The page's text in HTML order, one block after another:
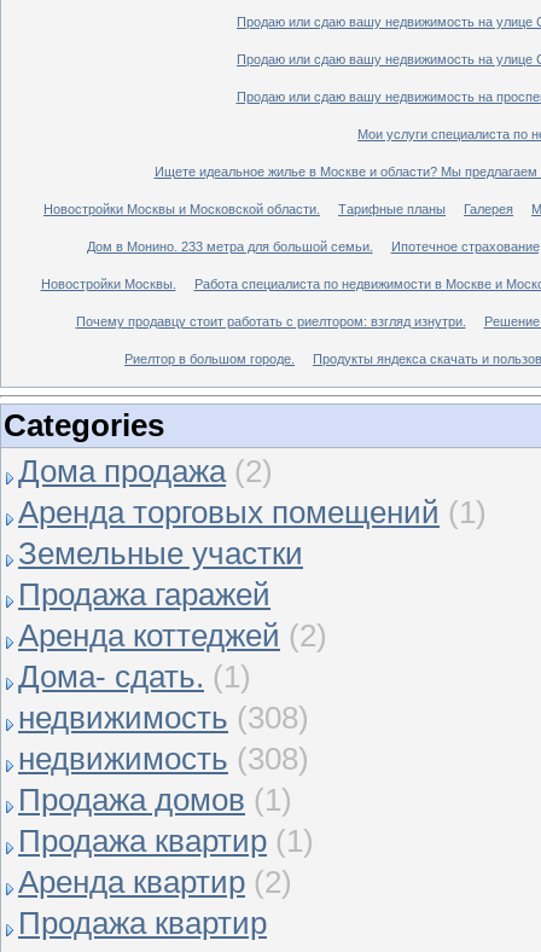
Продаю или сдаю вашу недвижимость на улице
Продаю или сдаю вашу недвижимость на улице
Продаю или сдаю вашу недвижимость на
Мои услуги специалиста по
Ищете идеальное жилье в Москве и области? Мы
Новостройки Москвы и Московской области. Тарифные планы Галерея
Дом в Монино. 233 метра для большой семьи. Ипотечное
Новостройки Москвы. Работа специалиста по недвижимости в Москве и
Почему продавцу стоит работать с риелтором: взгляд изнутри.
Риелтор в большом городе. Продукты яндекса скачать и
Categories
Дома продажа (2)
Аренда торговых помещений (1)
Земельные участки
Продажа гаражей
Аренда коттеджей (2)
Дома- сдать. (1)
недвижимость (308)
недвижимость (308)
Продажа домов (1)
Продажа квартир (1)
Аренда квартир (2)
Продажа квартир